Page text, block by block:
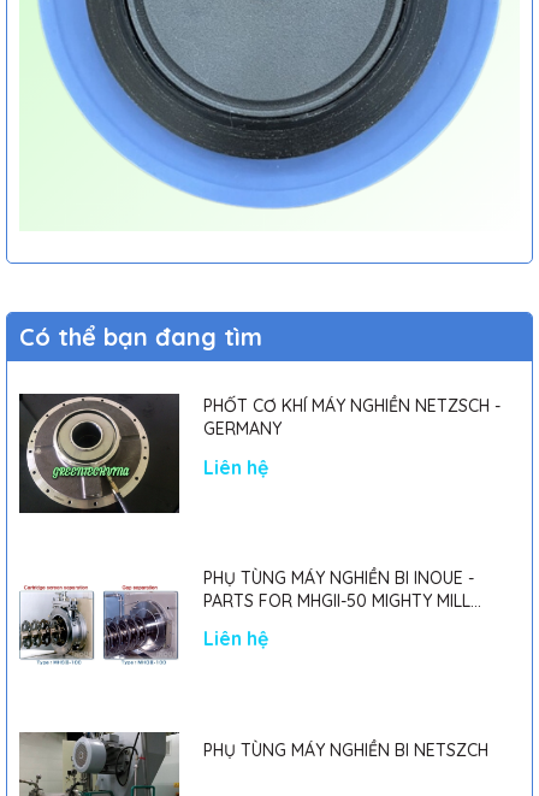
Có thể bạn đang tìm
PHỐT CƠ KHÍ MÁY NGHIỀN NETZSCH -
GERMANY
Liên hệ
PHỤ TÙNG MÁY NGHIỀN BI INOUE -
PARTS FOR MHGII-50 MIGHTY MILL
Liên hệ
PHỤ TÙNG MÁY NGHIỀN BI NETSZCH